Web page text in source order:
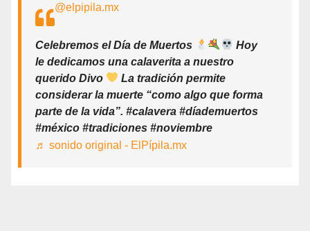
@elpipila.mx
Celebremos el Día de Muertos
Hoy
le dedicamos una calaverita a nuestro
querido Divo
La tradición permite
considerar la muerte “como algo que forma
parte de la vida”. #calavera #díademuertos
#méxico #tradiciones #noviembre
♬ sonido original - ElPípila.mx